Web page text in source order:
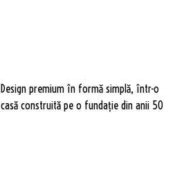
Design premium în formă simplă, într-o
casă construită pe o fundație din anii 50